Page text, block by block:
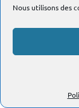
Nous utilisons des
RÉSULTATS ET